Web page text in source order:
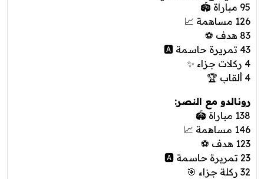
95 مباراة 🏟️
126 مساهمة 📈
83 هدف ⚽
43 تمريرة حاسمة 🅰️
4 ركلات جزاء ✨
4 ألقاب 🏆
رونالدو مع النصر:
138 مباراة 🏟️
146 مساهمة 📈
123 هدف ⚽
23 تمريرة حاسمة 🅰️
32 ركلة جزاء 🎯